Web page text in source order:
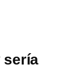
sería